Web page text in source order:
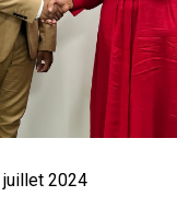
juillet 2024